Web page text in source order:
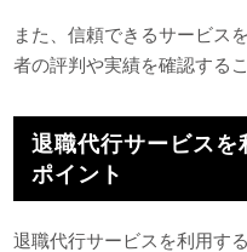
また、信頼できるサービス
者の評判や実績を確認する
退職代行サービスを
ポイント
退職代行サービスを利用す